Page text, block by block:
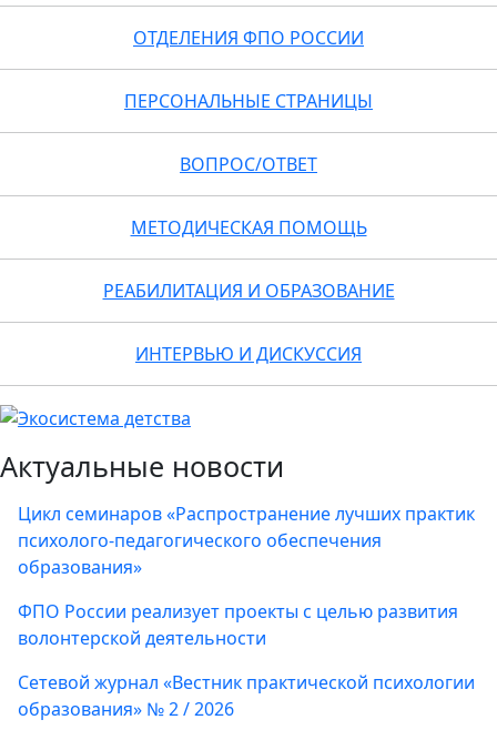
ОТДЕЛЕНИЯ ФПО РОССИИ
ПЕРСОНАЛЬНЫЕ СТРАНИЦЫ
ВОПРОС/ОТВЕТ
МЕТОДИЧЕСКАЯ ПОМОЩЬ
РЕАБИЛИТАЦИЯ И ОБРАЗОВАНИЕ
ИНТЕРВЬЮ И ДИСКУССИЯ
Актуальные новости
Цикл семинаров «Распространение лучших практик
психолого-педагогического обеспечения
образования»
ФПО России реализует проекты с целью развития
волонтерской деятельности
Сетевой журнал «Вестник практической психологии
образования» № 2 / 2026